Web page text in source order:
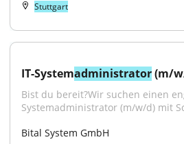
Stuttgart
IT-Systemadministrator (m/
Bist du bereit?Wir suchen einen
Systemadministrator (m/w/d) mit
Bital System GmbH